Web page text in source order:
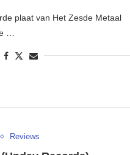
plaat van Het Zesde Metaal
…
Reviews